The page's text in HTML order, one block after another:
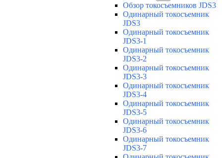
Обзор токосъемников JDS3
Одинарный токосъемник
JDS3
Одинарный токосъемник
JDS3-1
Одинарный токосъемник
JDS3-2
Одинарный токосъемник
JDS3-3
Одинарный токосъемник
JDS3-4
Одинарный токосъемник
JDS3-5
Одинарный токосъемник
JDS3-6
Одинарный токосъемник
JDS3-7